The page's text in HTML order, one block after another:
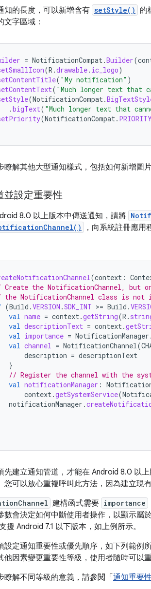
知的長度，可以新增含有 setStyle()
的
文字區域：
= NotificationCompat.Builder(
(R .drawable. ic_logo)
( "My notification" )
( "Much longer text
(NotificationCompat.
.bigText( "Much longer text that
(NotificationCompat.
瞭解其他大型通知樣式，包括如何新增圖
並設定重要性
8.0 以上版本中傳送通知，請將
，向系統註冊應用
(context :
the NotificationChannel, but
the NotificationChannel class is not
(Build .VERSION .SDK_INT >= Build .
val name = context.getString(R .
val descriptionText = context.
val importance = NotificationManager .
val channel = NotificationChannel(
description = descriptionText
}
// Register the channel with the
val notificationManager :
context.getSystemService(
notificationManager .
先建立通知管道，才能在 Android 8.0 以
您可以放心重複呼叫此方法，因為建立現
建構函式需要 importance
數會決定如何中斷使用者操作，以顯示屬
援 Android 7.1 以下版本，如上例所示。
設定通知重要性或優先順序，如下列範例
他因素變更重要性等級，使用者隨時可以
瞭解不同等級的意義，請參閱「通知重要